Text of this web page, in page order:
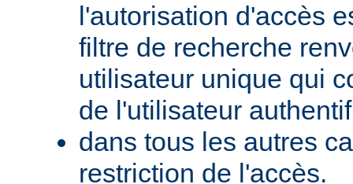
l'autorisation d'accès
filtre de recherche
utilisateur unique qui
de l'utilisateur
dans tous les autres
restriction de l'accès.